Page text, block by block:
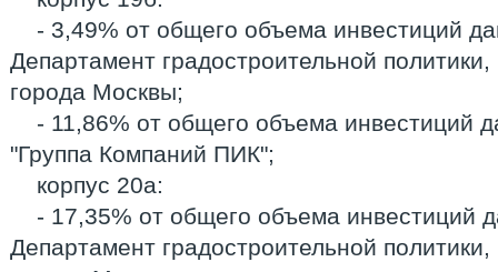
- 3,49% от общего объема инвестиций
Департамент градостроительной
города Москвы;
- 11,86% от общего объема инвестиций
"Группа Компаний ПИК";
корпус 20а:
- 17,35% от общего объема инвестиций
Департамент градостроительной